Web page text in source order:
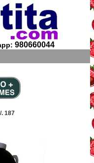
980660044
. 187